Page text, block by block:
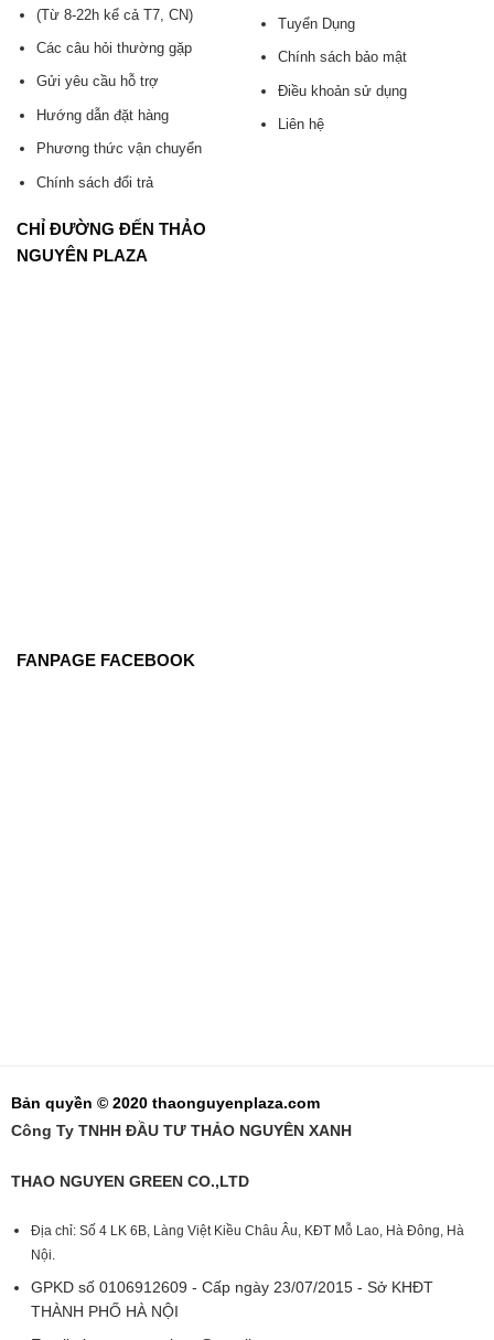
(Từ 8-22h kể cả T7, CN)
Các câu hỏi thường gặp
Gửi yêu cầu hỗ trợ
Hướng dẫn đặt hàng
Phương thức vận chuyển
Chính sách đổi trả
Tuyển Dụng
Chính sách bảo mật
Điều khoản sử dụng
Liên hệ
CHỈ ĐƯỜNG ĐẾN THẢO
NGUYÊN PLAZA
FANPAGE FACEBOOK
Bản quyền © 2020 thaonguyenplaza.com
Công Ty TNHH ĐẦU TƯ THẢO NGUYÊN XANH
THAO NGUYEN GREEN CO.,LTD
Địa chỉ: Số 4 LK 6B, Làng Việt Kiều Châu Âu, KĐT Mỗ Lao, Hà Đông, Hà
Nội.
GPKD số 0106912609 - Cấp ngày 23/07/2015 - Sở KHĐT
THÀNH PHỐ HÀ NỘI